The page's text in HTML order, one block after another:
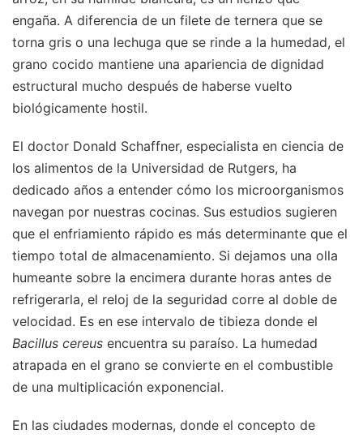
engaña. A diferencia de un filete de ternera que se
torna gris o una lechuga que se rinde a la humedad, el
grano cocido mantiene una apariencia de dignidad
estructural mucho después de haberse vuelto
biológicamente hostil.
El doctor Donald Schaffner, especialista en ciencia de
los alimentos de la Universidad de Rutgers, ha
dedicado años a entender cómo los microorganismos
navegan por nuestras cocinas. Sus estudios sugieren
que el enfriamiento rápido es más determinante que el
tiempo total de almacenamiento. Si dejamos una olla
humeante sobre la encimera durante horas antes de
refrigerarla, el reloj de la seguridad corre al doble de
velocidad. Es en ese intervalo de tibieza donde el
Bacillus cereus encuentra su paraíso. La humedad
atrapada en el grano se convierte en el combustible
de una multiplicación exponencial.
En las ciudades modernas, donde el concepto de